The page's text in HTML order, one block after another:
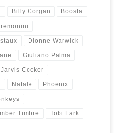
Billy Corgan Boosta
Dionne Warwick
Giuliano Palma
Jarvis Cocker
Natale Phoenix
Timbre Tobi Lark